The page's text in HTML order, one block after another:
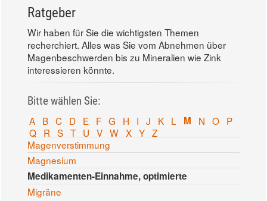
Ratgeber
Wir haben für Sie die wichtigsten Themen
recherchiert. Alles was Sie vom Abnehmen über
Magenbeschwerden bis zu Mineralien wie Zink
interessieren könnte.
Bitte wählen Sie:
A B C D E F G H I J K L M N O P
Q R S T U V W X Y Z
Magenverstimmung
Magnesium
Medikamenten-Einnahme, optimierte
Migräne